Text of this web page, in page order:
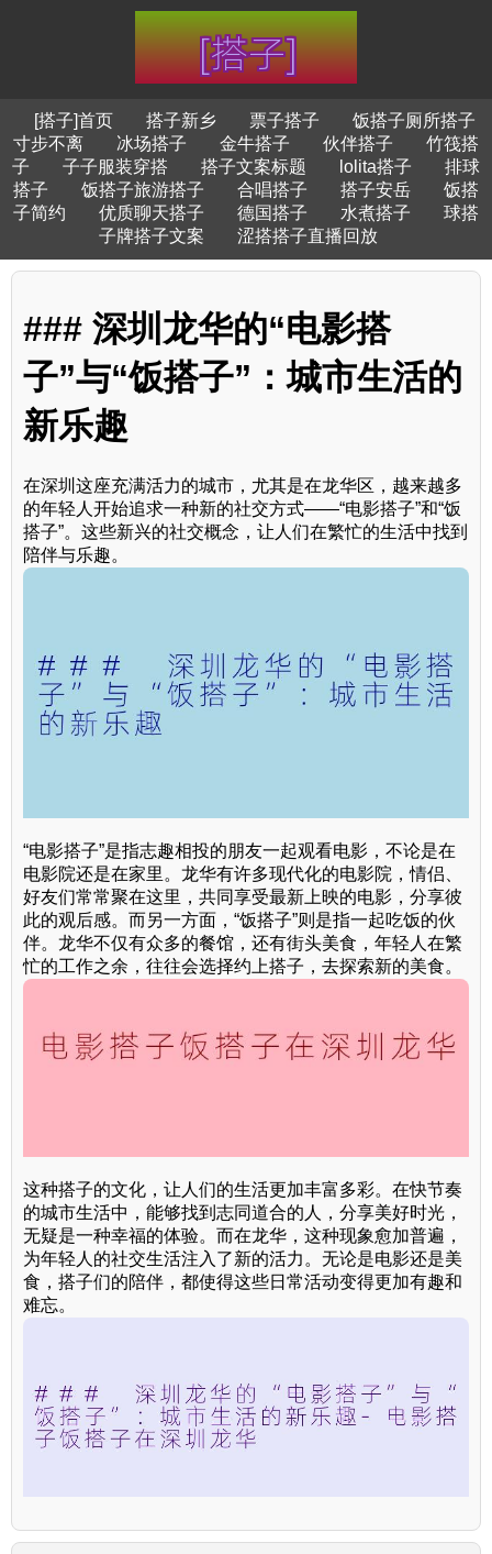
[搭子]首页 搭子新乡 票子搭子
饭搭子厕所搭子
寸步不离
冰场搭子 金牛搭子 伙伴搭子
竹筏搭
子
子子服装穿搭 搭子文案标题 lolita搭子
排球
搭子
饭搭子旅游搭子 合唱搭子 搭子安岳
饭搭
子简约
优质聊天搭子 德国搭子 水煮搭子
球搭
子牌搭子文案
涩搭搭子直播回放
### 深圳龙华的“电影搭
子”与“饭搭子”：城市生活的
新乐趣
在深圳这座充满活力的城市，尤其是在龙华区，越来越多
的年轻人开始追求一种新的社交方式——“电影搭子”和“饭
搭子”。这些新兴的社交概念，让人们在繁忙的生活中找到
陪伴与乐趣。
“电影搭子”是指志趣相投的朋友一起观看电影，不论是在
电影院还是在家里。龙华有许多现代化的电影院，情侣、
好友们常常聚在这里，共同享受最新上映的电影，分享彼
此的观后感。而另一方面，“饭搭子”则是指一起吃饭的伙
伴。龙华不仅有众多的餐馆，还有街头美食，年轻人在繁
忙的工作之余，往往会选择约上搭子，去探索新的美食。
这种搭子的文化，让人们的生活更加丰富多彩。在快节奏
的城市生活中，能够找到志同道合的人，分享美好时光，
无疑是一种幸福的体验。而在龙华，这种现象愈加普遍，
为年轻人的社交生活注入了新的活力。无论是电影还是美
食，搭子们的陪伴，都使得这些日常活动变得更加有趣和
难忘。